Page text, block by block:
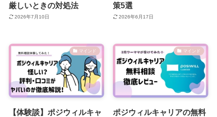
厳しいときの対処法
2026年7月10日
策5選
2026年6月17日
マインド
【体験談】ポジウィルキャ
マインド
ポジウィルキャリアの無料